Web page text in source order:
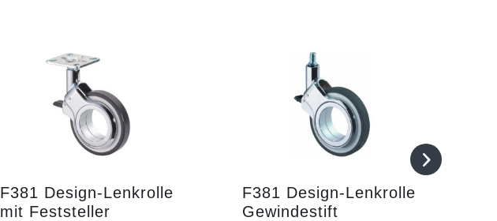
F381 Design-Lenkrolle
mit Feststeller
F381 Design-Lenkrolle
Gewindestift